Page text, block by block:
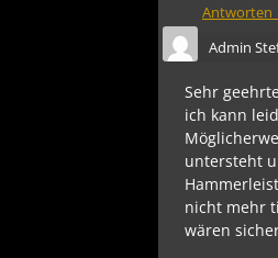
Antworten
Admin
Sehr
ich kann
untersteht
nicht mehr
wären